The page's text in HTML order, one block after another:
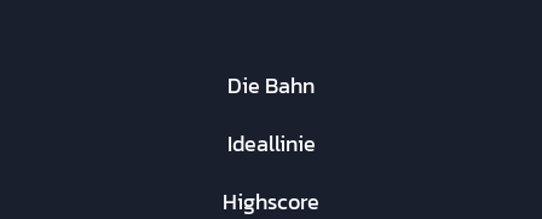
Die Bahn
Ideallinie
Highscore